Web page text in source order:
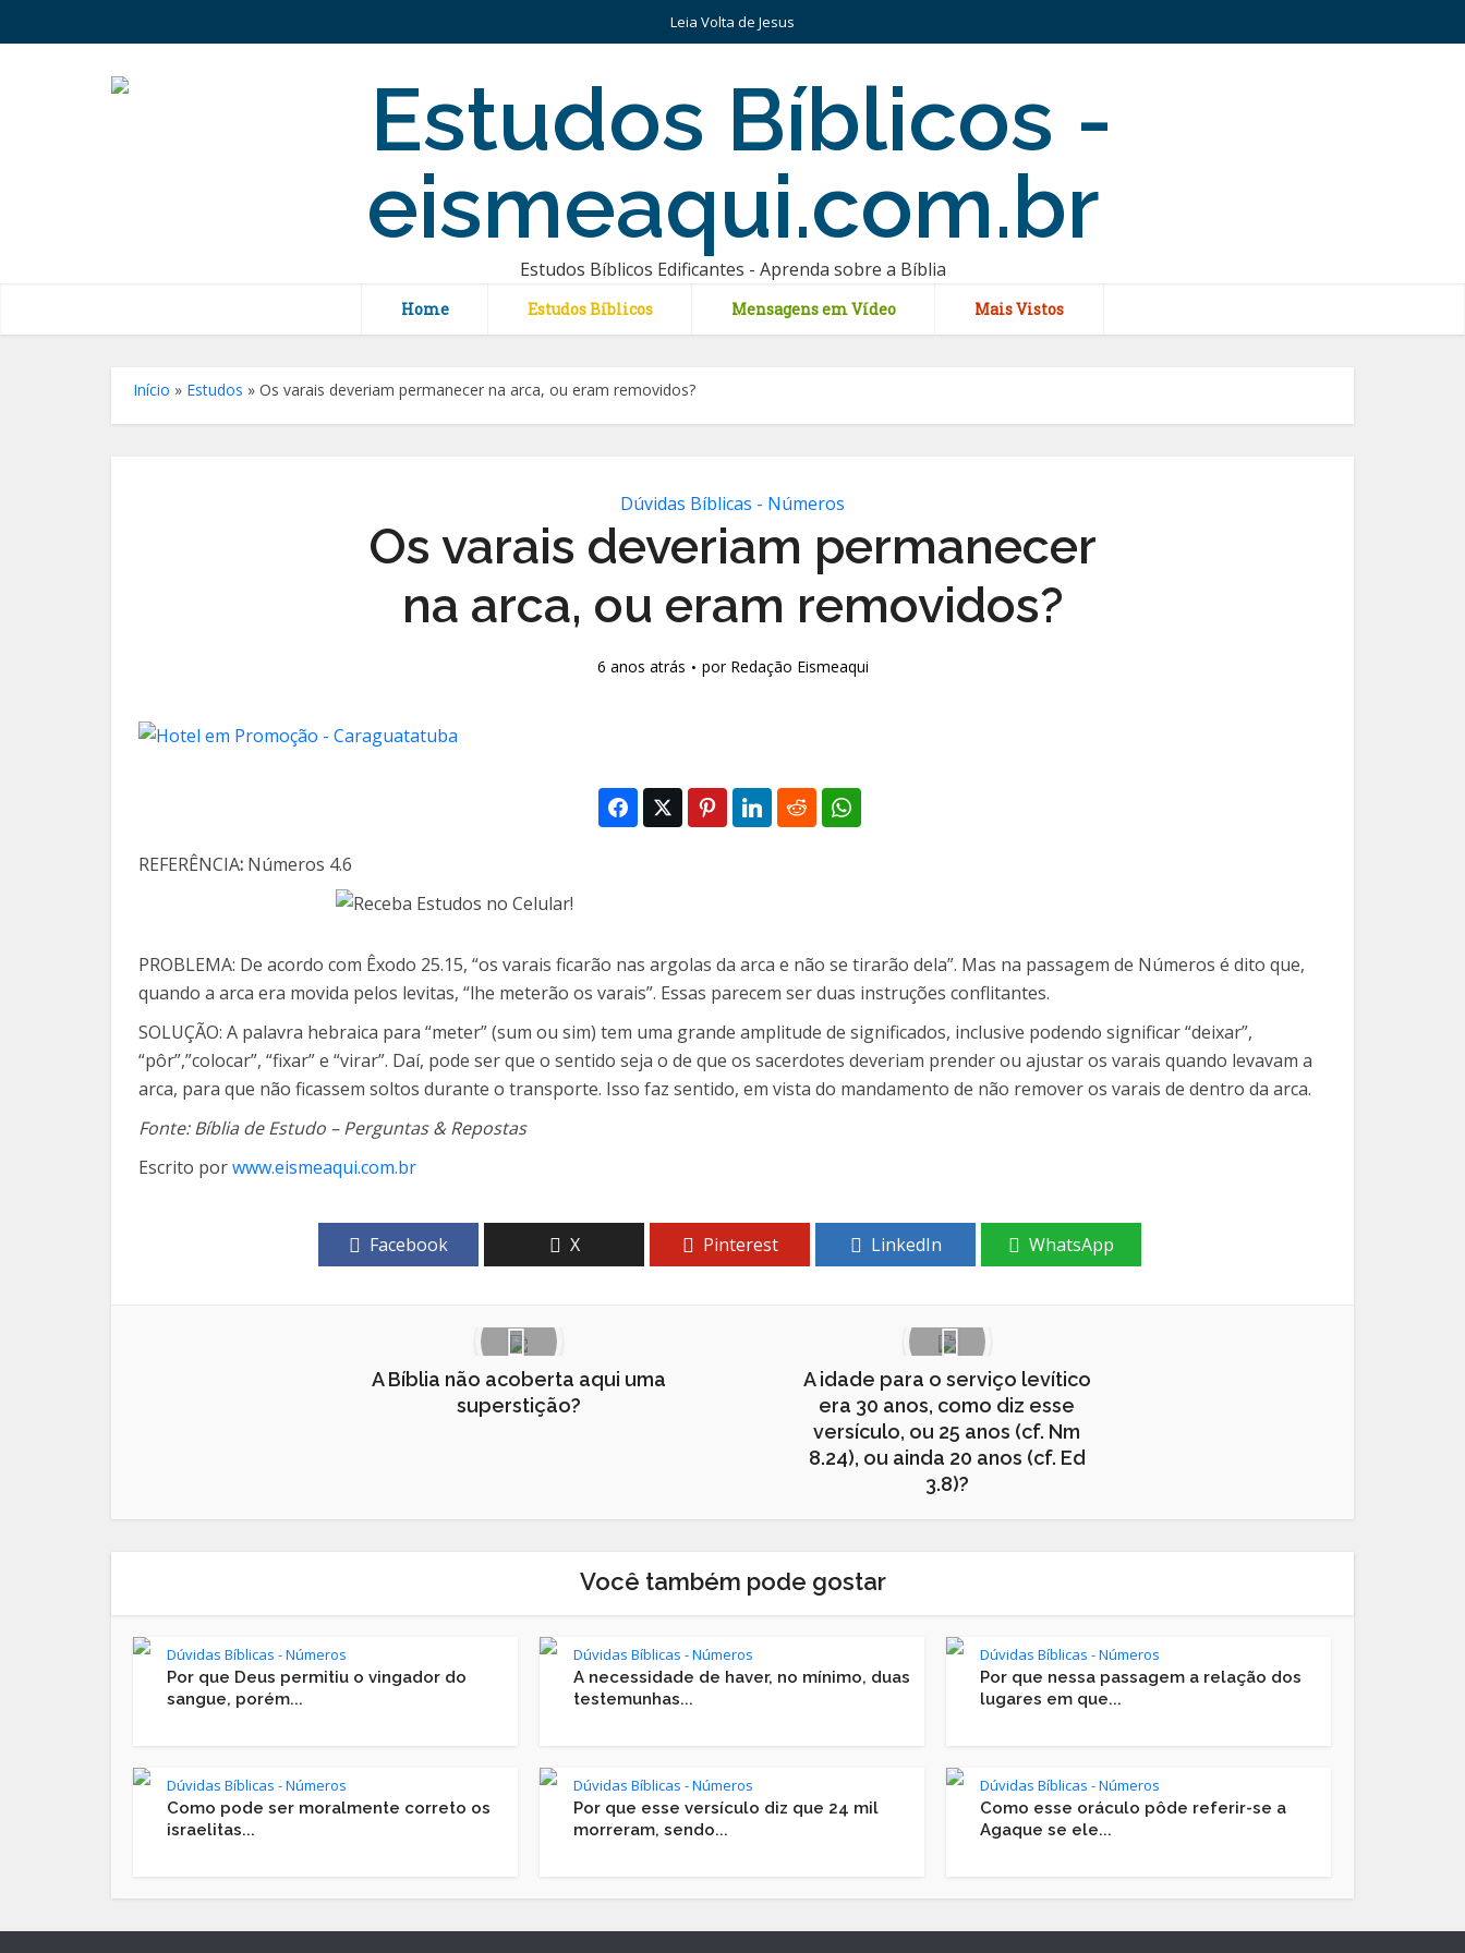
Leia Volta de Jesus
Estudos Bíblicos Edificantes - Aprenda sobre a Bíblia
Home Estudos Bíblicos Mensagens em Vídeo Mais Vistos
Início » Estudos » Os varais deveriam permanecer na arca, ou eram removidos?
Dúvidas Bíblicas - Números
Os varais deveriam permanecer
na arca, ou eram removidos?
6 anos atrás por Redação Eismeaqui
REFERÊNCIA: Números 4.6
PROBLEMA: De acordo com Êxodo 25.15, “os varais ficarão nas argolas da arca e não se tirarão dela”. Mas na passagem de Números é dito que,
quando a arca era movida pelos levitas, “lhe meterão os varais”. Essas parecem ser duas instruções conflitantes.
SOLUÇÃO: A palavra hebraica para “meter” (sum ou sim) tem uma grande amplitude de significados, inclusive podendo significar “deixar”,
“pôr”,”colocar”, “fixar” e “virar”. Daí, pode ser que o sentido seja o de que os sacerdotes deveriam prender ou ajustar os varais quando levavam a
arca, para que não ficassem soltos durante o transporte. Isso faz sentido, em vista do mandamento de não remover os varais de dentro da arca.
Fonte: Bíblia de Estudo – Perguntas & Repostas
Escrito porwww.eismeaqui.com.br
Facebook X Pinterest LinkedIn WhatsApp
A Bíblia não acoberta aqui uma
superstição?
A idade para o serviço levítico
era 30 anos, como diz esse
versículo, ou 25 anos (cf. Nm
8.24), ou ainda 20 anos (cf. Ed
3.8)?
Você também pode gostar
Dúvidas Bíblicas - Números
Por que Deus permitiu o vingador do
sangue, porém...
Dúvidas Bíblicas - Números
A necessidade de haver, no mínimo, duas
testemunhas...
Dúvidas Bíblicas - Números
Por que nessa passagem a relação dos
lugares em que...
Dúvidas Bíblicas - Números
Como pode ser moralmente correto os
israelitas...
Dúvidas Bíblicas - Números
Por que esse versículo diz que 24 mil
morreram, sendo...
Dúvidas Bíblicas - Números
Como esse oráculo pôde referir-se a
Agaque se ele...